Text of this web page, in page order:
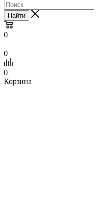
Найти
0
0
0
Корзина